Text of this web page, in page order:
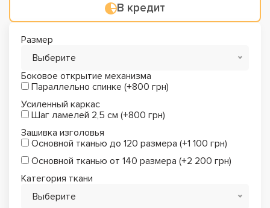
В кредит
Размер
Выберите
Боковое открытие механизма
Параллельно спинке (+800 грн)
Усиленный каркас
Шаг ламелей 2,5 см (+800 грн)
Зашивка изголовья
Основной тканью до 120 размера (+1 100 грн)
Основной тканью от 140 размера (+2 200 грн)
Категория ткани
Выберите